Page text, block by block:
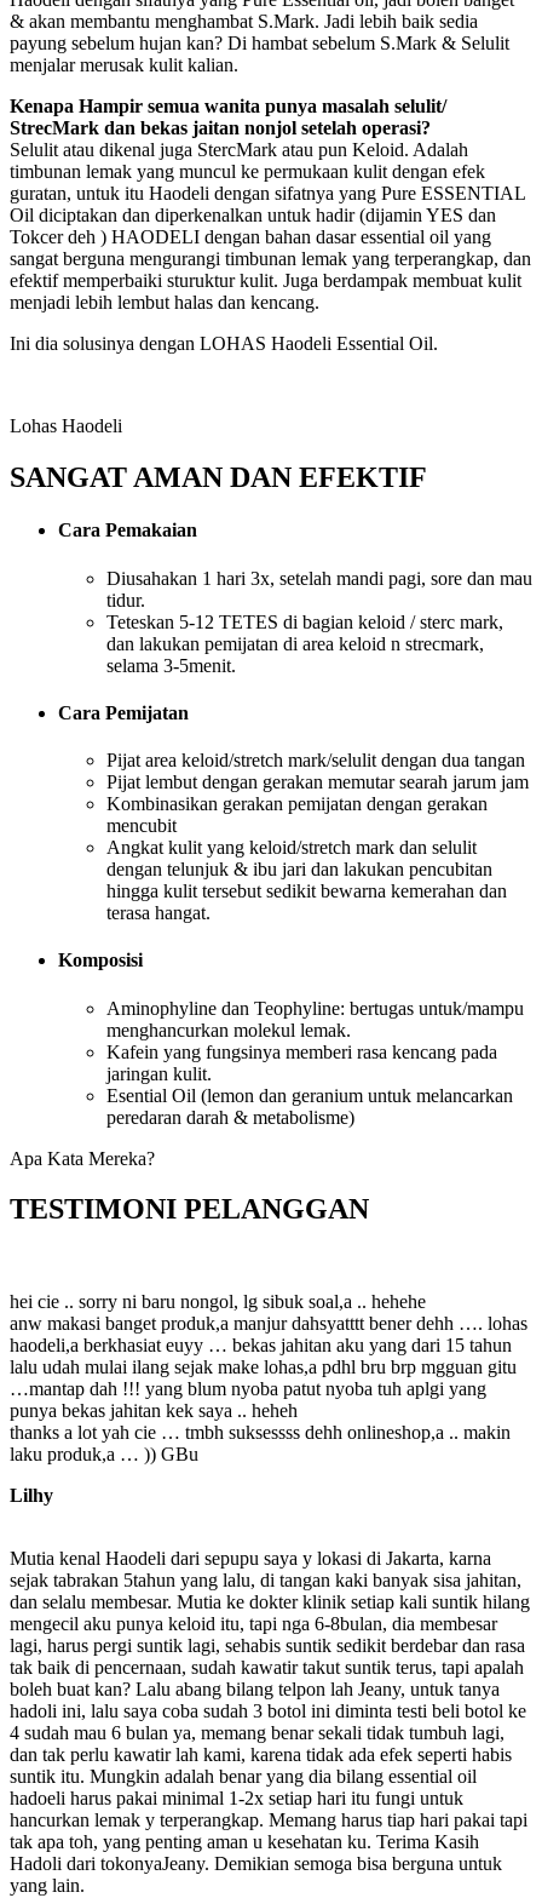
& akan membantu menghambat S.Mark. Jadi lebih baik sedia
payung sebelum hujan kan? Di hambat sebelum S.Mark & Selulit
menjalar merusak kulit kalian.
Kenapa Hampir semua wanita punya masalah selulit/
StrecMark dan bekas jaitan nonjol setelah operasi?
Selulit atau dikenal juga StercMark atau pun Keloid. Adalah
timbunan lemak yang muncul ke permukaan kulit dengan efek
guratan, untuk itu Haodeli dengan sifatnya yang Pure ESSENTIAL
Oil diciptakan dan diperkenalkan untuk hadir (dijamin YES dan
Tokcer deh ) HAODELI dengan bahan dasar essential oil yang
sangat berguna mengurangi timbunan lemak yang terperangkap, dan
efektif memperbaiki sturuktur kulit. Juga berdampak membuat kulit
menjadi lebih lembut halas dan kencang.
Ini dia solusinya dengan LOHAS Haodeli Essential Oil.
Lohas Haodeli
SANGAT AMAN DAN EFEKTIF
Cara Pemakaian
Diusahakan 1 hari 3x, setelah mandi pagi, sore dan mau
tidur.
Teteskan 5-12 TETES di bagian keloid / sterc mark,
dan lakukan pemijatan di area keloid n strecmark,
selama 3-5menit.
Cara Pemijatan
Pijat area keloid/stretch mark/selulit dengan dua tangan
Pijat lembut dengan gerakan memutar searah jarum jam
Kombinasikan gerakan pemijatan dengan gerakan
mencubit
Angkat kulit yang keloid/stretch mark dan selulit
dengan telunjuk & ibu jari dan lakukan pencubitan
hingga kulit tersebut sedikit bewarna kemerahan dan
terasa hangat.
Komposisi
Aminophyline dan Teophyline: bertugas untuk/mampu
menghancurkan molekul lemak.
Kafein yang fungsinya memberi rasa kencang pada
jaringan kulit.
Esential Oil (lemon dan geranium untuk melancarkan
peredaran darah & metabolisme)
Apa Kata Mereka?
TESTIMONI PELANGGAN
hei cie .. sorry ni baru nongol, lg sibuk soal,a .. hehehe
anw makasi banget produk,a manjur dahsyatttt bener dehh …. lohas
haodeli,a berkhasiat euyy … bekas jahitan aku yang dari 15 tahun
lalu udah mulai ilang sejak make lohas,a pdhl bru brp mgguan gitu
…mantap dah !!! yang blum nyoba patut nyoba tuh aplgi yang
punya bekas jahitan kek saya .. heheh
thanks a lot yah cie … tmbh suksessss dehh onlineshop,a .. makin
laku produk,a … )) GBu
Lilhy
Mutia kenal Haodeli dari sepupu saya y lokasi di Jakarta, karna
sejak tabrakan 5tahun yang lalu, di tangan kaki banyak sisa jahitan,
dan selalu membesar. Mutia ke dokter klinik setiap kali suntik hilang
mengecil aku punya keloid itu, tapi nga 6-8bulan, dia membesar
lagi, harus pergi suntik lagi, sehabis suntik sedikit berdebar dan rasa
tak baik di pencernaan, sudah kawatir takut suntik terus, tapi apalah
boleh buat kan? Lalu abang bilang telpon lah Jeany, untuk tanya
hadoli ini, lalu saya coba sudah 3 botol ini diminta testi beli botol ke
4 sudah mau 6 bulan ya, memang benar sekali tidak tumbuh lagi,
dan tak perlu kawatir lah kami, karena tidak ada efek seperti habis
suntik itu. Mungkin adalah benar yang dia bilang essential oil
hadoeli harus pakai minimal 1-2x setiap hari itu fungi untuk
hancurkan lemak y terperangkap. Memang harus tiap hari pakai tapi
tak apa toh, yang penting aman u kesehatan ku. Terima Kasih
Hadoli dari tokonyaJeany. Demikian semoga bisa berguna untuk
yang lain.